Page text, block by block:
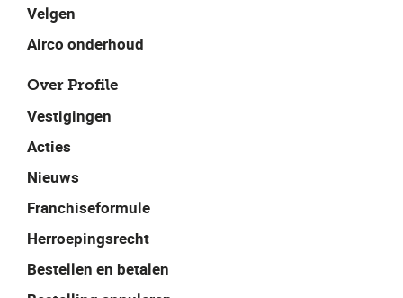
Velgen
Airco onderhoud
Over Profile
Vestigingen
Acties
Nieuws
Franchiseformule
Herroepingsrecht
Bestellen en betalen